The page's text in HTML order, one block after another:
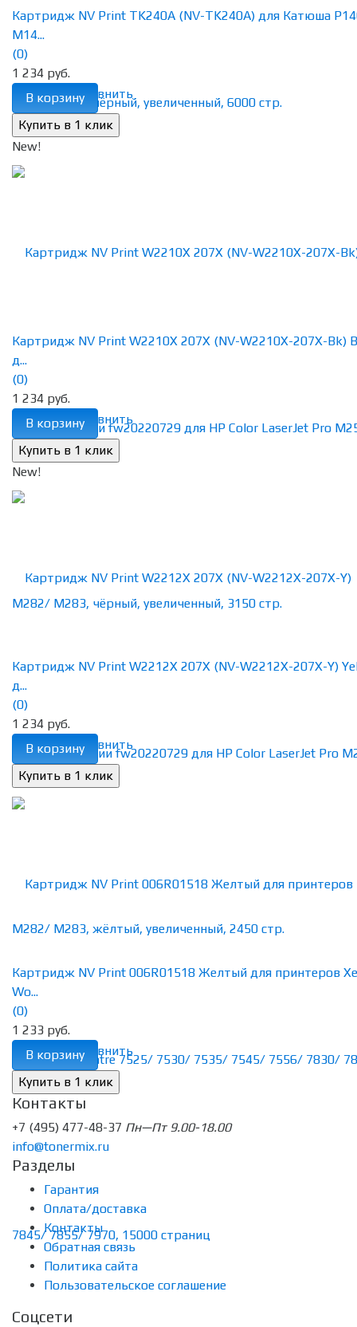
избранное сравнить
Картридж NV Print TK240A (NV-TK240A) для Катюша
M14...
(0)
1 234 руб.
В корзину
New!
избранное сравнить
Картридж NV Print W2210X 207X (NV-W2210X-207X-Bk)
д...
(0)
1 234 руб.
В корзину
New!
избранное сравнить
Картридж NV Print W2212X 207X (NV-W2212X-207X-Y)
д...
(0)
1 234 руб.
В корзину
избранное сравнить
Картридж NV Print 006R01518 Желтый для принтеров
Wo...
(0)
1 233 руб.
В корзину
Контакты
+7 (495) 477-48-37 Пн—Пт 9.00-18.00
info@tonermix.ru
Разделы
Гарантия
Оплата/доставка
Контакты
Обратная связь
Политика сайта
Пользовательское соглашение
Соцсети